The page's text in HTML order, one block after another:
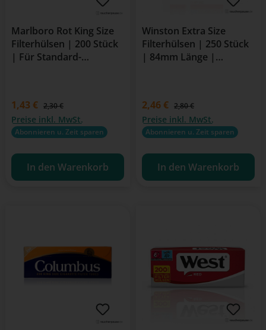
Marlboro Rot King Size
Filterhülsen | 200 Stück
| Für Standard-
Verkaufspreis:
1,43 € Regulärer Preis:
2,30 €
Preise inkl. MwSt.
Abonnieren u. Zeit sparen
In den Warenkorb
Winston Extra Size
Filterhülsen | 250 Stück
| 84mm Länge |
Verkaufspreis:
2,46 € Regulärer Preis:
2,80 €
Preise inkl. MwSt.
Abonnieren u. Zeit sparen
In den Warenkorb